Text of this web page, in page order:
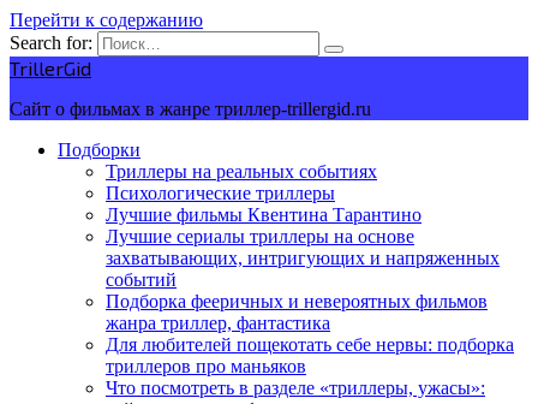
Перейти к содержанию
Search for:
TrillerGid
Сайт о фильмах в жанре триллер-trillergid.ru
Подборки
Триллеры на реальных событиях
Психологические триллеры
Лучшие фильмы Квентина Тарантино
Лучшие сериалы триллеры на основе
захватывающих, интригующих и напряженных
событий
Подборка фееричных и невероятных фильмов
жанра триллер, фантастика
Для любителей пощекотать себе нервы: подборка
триллеров про маньяков
Что посмотреть в разделе «триллеры, ужасы»: